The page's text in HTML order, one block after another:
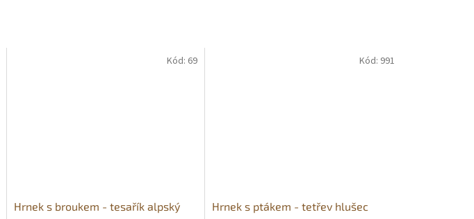
Hrnek s broukem - tesařík alpský
Kód: 69
Hrnek s ptákem - tetřev hlušec
Kód: 991